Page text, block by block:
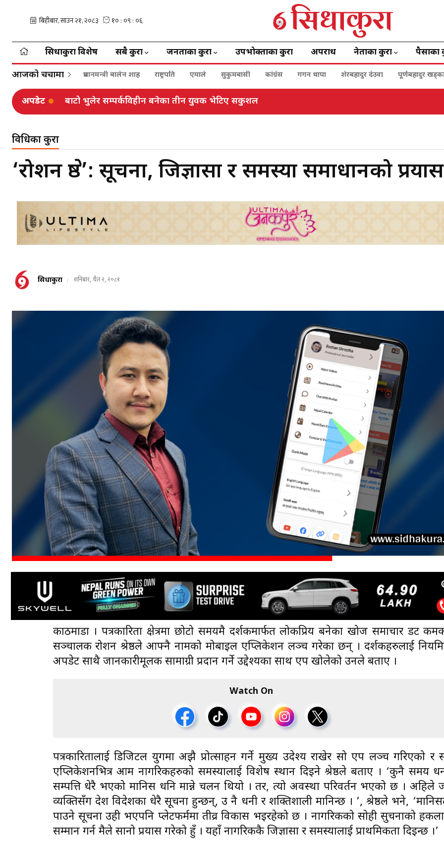
सिधाकुरा विशेष सबै कुरा जनताका कुरा उपभोक्ताका कुरा अपराध नेताका कुरा पैसाका
आजको चर्चामा प्रधानमन्त्री बालेन शाह राष्ट्रपति एमाले सुकुमबासी कांग्रेस गगन थापा शेरबहादुर देउवा पूर्णबहादुर
अपडेट बाटो भुलेर सम्पर्कविहीन बनेका तीन युवक भेटिए सकुशल
प्रविधिका कुरा
‘रोशन श्रेष्ठ’: सूचना, जिज्ञासा र समस्या समाधानको प्रयास
सिधाकुरा शनिबार, चैत २, २०८१
काठमाडौँ । पत्रकारिता क्षेत्रमा छोटो समयमै दर्शकमार्फत लोकप्रिय बनेका खोज समाचार डट
सञ्चालक रोशन श्रेष्ठले आफ्नै नामको मोबाइल एप्लिकेशन लञ्च गरेका छन् । दर्शकहरुलाई
अपडेट साथै जानकारीमूलक सामाग्री प्रदान गर्ने उद्देश्यका साथ एप खोलेको उनले बताए ।
Watch On
पत्रकारितालाई डिजिटल युगमा अझै प्रोत्साहन गर्ने मुख्य उदेश्य राखेर सो एप लञ्च गरिएको र
एप्लिकेशनभित्र आम नागरिकहरुको समस्यालाई विशेष स्थान दिइने श्रेष्ठले बताए । ‘कुनै समय
सम्पत्ति धेरै भएको मानिस धनि मान्ने चलन थियो । तर, त्यो अवस्था परिवर्तन भएको छ । अहिले
व्यक्तिसँग देश विदेशका धेरै सूचना हुन्छन्, उ नै धनी र शक्तिशाली मानिन्छ । ’, श्रेष्ठले भने,
पाउने सूचना उही भएपनि प्लेटफर्ममा तीव्र विकास भइरहेको छ । नागरिकको सोही सुचनाको
सम्मान गर्न मैले सानो प्रयास गरेको हुँ । यहाँ नागरिककै जिज्ञासा र समस्यालाई प्राथमिकता दिइन्छ ।’